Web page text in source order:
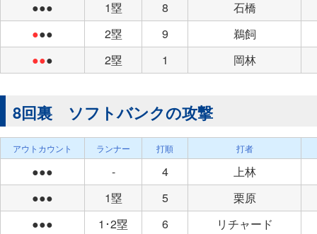
●●●
1塁 8
石橋
●●● 2塁 9
鵜飼
●●● 2塁 1 岡林
8回裏 ソフトバンクの攻撃
アウトカウント ランナー 打順 打者
●●● - 4
上林
●●●
1塁 5
栗原
●●●
1･2塁 6
リチャード